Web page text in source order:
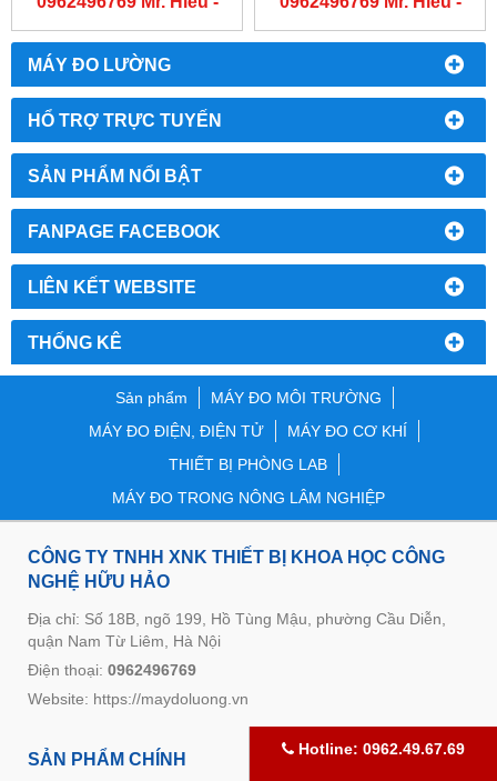
MÁY ĐO LƯỜNG
HỔ TRỢ TRỰC TUYẾN
SẢN PHẨM NỔI BẬT
FANPAGE FACEBOOK
LIÊN KẾT WEBSITE
THỐNG KÊ
0763556769 Mr. Cường
0763556769 Mr. Cường
Sản phẩm
MÁY ĐO MÔI TRƯỜNG
MÁY ĐO ĐIỆN, ĐIỆN TỬ
MÁY ĐO CƠ KHÍ
THIẾT BỊ PHÒNG LAB
MÁY ĐO TRONG NÔNG LÂM NGHIỆP
CÔNG TY TNHH XNK THIẾT BỊ KHOA HỌC CÔNG
NGHỆ HỮU HẢO
Địa chỉ: Số 18B, ngõ 199, Hồ Tùng Mậu, phường Cầu Diễn,
quận Nam Từ Liêm, Hà Nội
Điện thoại: 0962496769
Website: https://maydoluong.vn
SẢN PHẨM CHÍNH
Hotline: 0962.49.67.69